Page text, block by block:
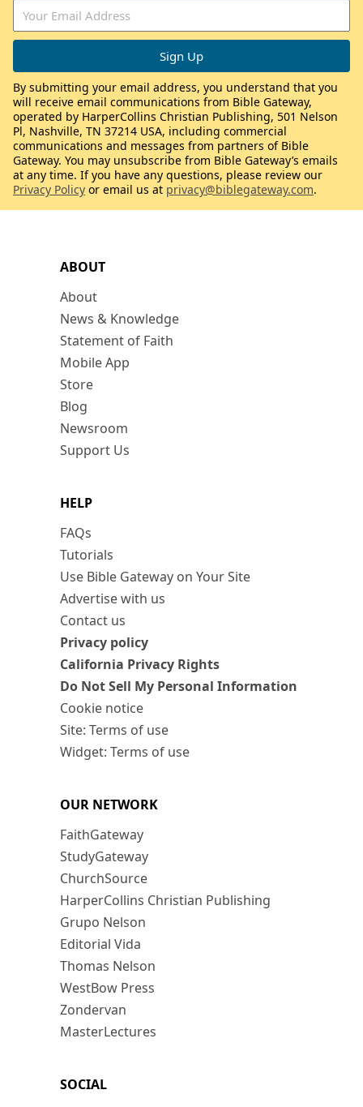
ABOUT
About
News & Knowledge
Statement of Faith
Mobile App
Store
Blog
Newsroom
Support Us
HELP
FAQs
Tutorials
Use Bible Gateway on Your Site
Advertise with us
Contact us
Privacy policy
California Privacy Rights
Do Not Sell My Personal Information
Cookie notice
Site: Terms of use
Widget: Terms of use
OUR NETWORK
FaithGateway
StudyGateway
ChurchSource
HarperCollins Christian Publishing
Grupo Nelson
Editorial Vida
Thomas Nelson
WestBow Press
Zondervan
MasterLectures
SOCIAL
By submitting your email address, you understand that you
will receive email communications from Bible Gateway,
operated by HarperCollins Christian Publishing, 501 Nelson
Pl, Nashville, TN 37214 USA, including commercial
communications and messages from partners of Bible
Gateway. You may unsubscribe from Bible Gateway’s emails
at any time. If you have any questions, please review our
Privacy Policy or email us at privacy@biblegateway.com.